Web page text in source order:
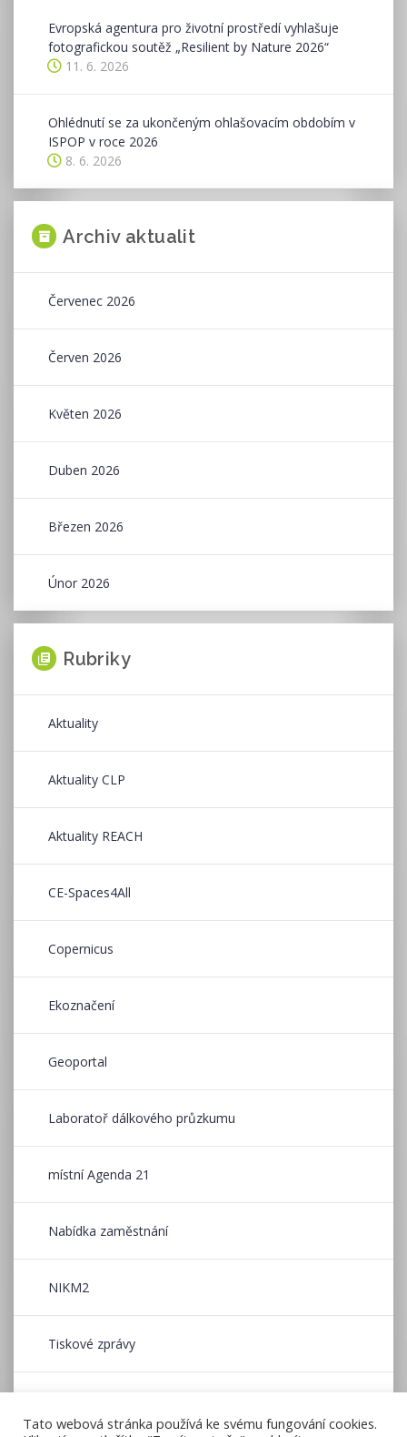
Evropská agentura pro životní prostředí vyhlašuje
fotografickou soutěž „Resilient by Nature 2026“
11. 6. 2026
Ohlédnutí se za ukončeným ohlašovacím obdobím v
ISPOP v roce 2026
8. 6. 2026
Archiv aktualit
Červenec 2026
Červen 2026
Květen 2026
Duben 2026
Březen 2026
Únor 2026
Rubriky
Aktuality
Aktuality CLP
Aktuality REACH
CE-Spaces4All
Copernicus
Ekoznačení
Geoportal
Laboratoř dálkového průzkumu
místní Agenda 21
Nabídka zaměstnání
NIKM2
Tiskové zprávy
Tato webová stránka používá ke svému fungování cookies.